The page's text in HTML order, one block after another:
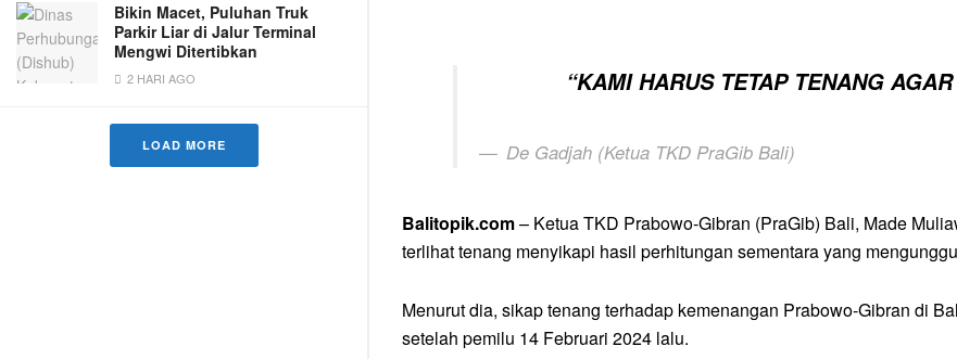
Bikin Macet, Puluhan Truk
Parkir Liar di Jalur Terminal
Mengwi Ditertibkan
2 HARI AGO
LOAD MORE
“KAMI HARUS TETAP TENANG
De Gadjah (Ketua TKD PraGib Bali)
Balitopik.com– Ketua TKD Prabowo-Gibran (PraGib) Bali, Made
terlihat tenang menyikapi hasil perhitungan sementara yang
Menurut dia, sikap tenang terhadap kemenangan Prabowo-Gibran di
setelah pemilu 14 Februari 2024 lalu.